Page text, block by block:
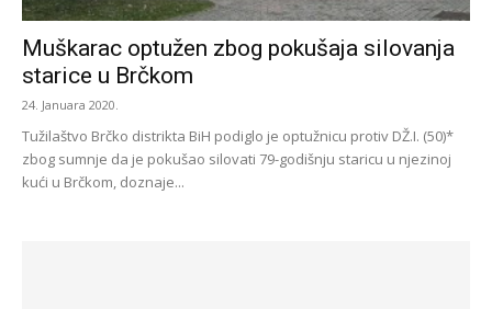
Muškarac optužen zbog pokušaja silovanja
starice u Brčkom
24. Januara 2020.
Tužilaštvo Brčko distrikta BiH podiglo je optužnicu protiv DŽ.I. (50)*
zbog sumnje da je pokušao silovati 79-godišnju staricu u njezinoj
kući u Brčkom, doznaje...